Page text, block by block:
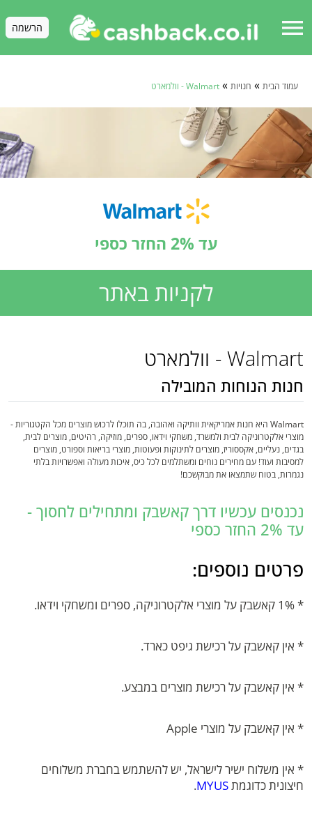
menu הרשמה
עמוד הבית » חנויות » Walmart - וולמארט
עד 2% החזר כספי
לקניות באתר
Walmart - וולמארט
חנות הנוחות המובילה
Walmart היא חנות אמריקאית וותיקה ואהובה, בה תוכלו לרכוש מוצרים מכל הקטגוריות -
מוצרי אלקטרוניקה לבית ולמשרד, משחקי וידאו, ספרים, מוזיקה, רהיטים, מוצרים לבית,
בגדים, נעליים, אקססוריז, מוצרים לתינוקות ופעוטות, מוצרי בריאות וספורט, מוצרים
למסיבות ועוד! עם מחירים נוחים ומשתלמים לכל כיס, איכות מעולה ואפשרויות בלתי
נגמרות, בטוח שתמצאו את מבוקשכם!
נכנסים עכשיו דרך קאשבק ומתחילים לחסוך -
עד 2% החזר כספי
פרטים נוספים:
* 1% קאשבק על מוצרי אלקטרוניקה, ספרים ומשחקי וידאו.
* אין קאשבק על רכישת גיפט כארד.
* אין קאשבק על רכישת מוצרים במבצע.
* אין קאשבק על מוצרי Apple
* אין משלוח ישיר לישראל, יש להשתמש בחברת משלוחים
חיצונית כדוגמתMYUS
.